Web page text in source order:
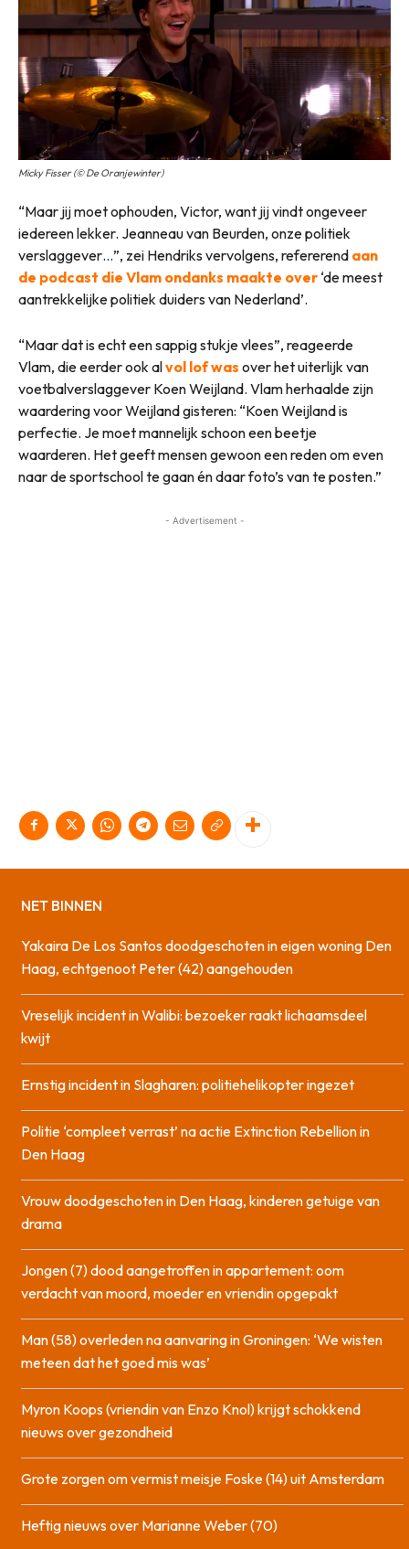
Micky Fisser (© De Oranjewinter)
“Maar jij moet ophouden, Victor, want jij vindt ongeveer
iedereen lekker. Jeanneau van Beurden, onze politiek
verslaggever…”, zei Hendriks vervolgens, refererend aan
de podcast die Vlam ondanks maakte over ‘de meest
aantrekkelijke politiek duiders van Nederland’.
“Maar dat is echt een sappig stukje vlees”, reageerde
Vlam, die eerder ook alvol lof was over het uiterlijk van
voetbalverslaggever Koen Weijland. Vlam herhaalde zijn
waardering voor Weijland gisteren: “Koen Weijland is
perfectie. Je moet mannelijk schoon een beetje
waarderen. Het geeft mensen gewoon een reden om even
naar de sportschool te gaan én daar foto’s van te posten.”
- Advertisement -
NET BINNEN
Yakaira De Los Santos doodgeschoten in eigen woning Den
Haag, echtgenoot Peter (42) aangehouden
Vreselijk incident in Walibi: bezoeker raakt lichaamsdeel
kwijt
Ernstig incident in Slagharen: politiehelikopter ingezet
Politie ‘compleet verrast’ na actie Extinction Rebellion in
Den Haag
Vrouw doodgeschoten in Den Haag, kinderen getuige van
drama
Jongen (7) dood aangetroffen in appartement: oom
verdacht van moord, moeder en vriendin opgepakt
Man (58) overleden na aanvaring in Groningen: ‘We wisten
meteen dat het goed mis was’
Myron Koops (vriendin van Enzo Knol) krijgt schokkend
nieuws over gezondheid
Grote zorgen om vermist meisje Foske (14) uit Amsterdam
Heftig nieuws over Marianne Weber (70)